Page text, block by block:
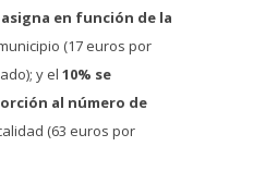
en función de la
(17 euros por
y el 10% se
al número de
(63 euros por